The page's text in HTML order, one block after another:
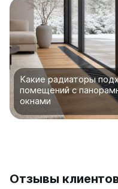
Какие радиаторы
помещений с
окнами
Отзывы